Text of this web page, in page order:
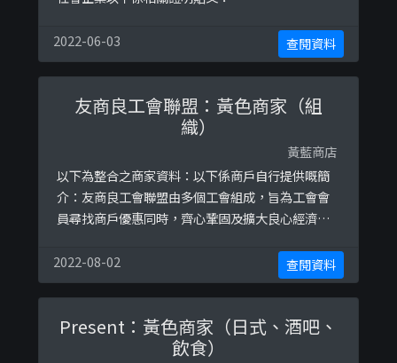
sts/162148015348395
2022-06-03 查閱資料
友商良工會聯盟：黃色商家（組
織）
黃藍商店
以下為整合之商家資料：以下係商戶自行提供嘅簡
介：友商良工會聯盟由多個工會組成，旨為工會會
員尋找商戶優惠同時，齊心鞏固及擴大良心經濟圈
與工會列表：https://bit.ly/32NO3Ft以下係相關
證明貼文：
https://www.instagram.com/p/CJeBT_AjoPM
/https://www.instagram. ...
2022-08-02 查閱資料
Present：黃色商家（日式、酒吧、
飲食）